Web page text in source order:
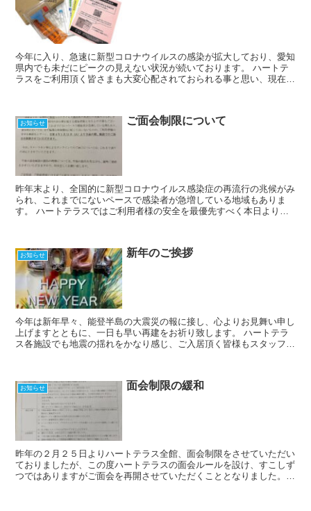
今年に入り、急速に新型コロナウイルスの感染が拡大しており、愛知
県内でも未だにピークの見えない状況が続いております。 ハートテ
ラスをご利用頂く皆さまも大変心配されておられる事と思い、現在の
お知らせ ご面会制限について
昨年末より、全国的に新型コロナウイルス感染症の再流行の兆候がみ
られ、これまでにないペースで感染者が急増している地域もありま
す。 ハートテラスではご利用者様の安全を最優先すべく本日より当
お知らせ 新年のご挨拶
今年は新年早々、能登半島の大震災の報に接し、心よりお見舞い申し
上げますとともに、一日も早い再建をお祈り致します。 ハートテラ
ス各施設でも地震の揺れをかなり感じ、ご入居頂く皆様もスタッフも
お知らせ 面会制限の緩和
昨年の２月２５日よりハートテラス全館、面会制限をさせていただい
ておりましたが、この度ハートテラスの面会ルールを設け、すこしず
つではありますがご面会を再開させていただくこととなりました。今